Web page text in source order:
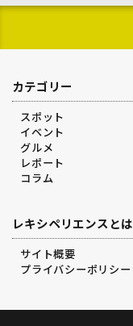
カテゴリー
スポット
イベント
グルメ
レポート
コラム
レキシペリエンスとは
サイト概要
プライバシーポリシー